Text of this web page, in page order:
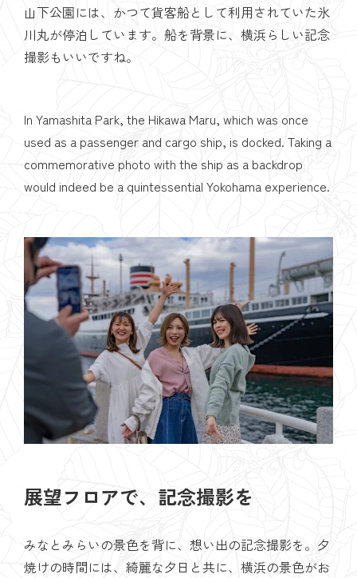
山下公園には、かつて貨客船として利用されていた氷
川丸が停泊しています。船を背景に、横浜らしい記念
撮影もいいですね。
In Yamashita Park, the Hikawa Maru, which was once
used as a passenger and cargo ship, is docked. Taking a
commemorative photo with the ship as a backdrop
would indeed be a quintessential Yokohama experience.
展望フロアで、記念撮影を
みなとみらいの景色を背に、想い出の記念撮影を。夕
焼けの時間には、綺麗な夕日と共に、横浜の景色がお